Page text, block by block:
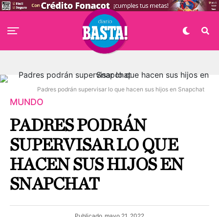
Padres podrán supervisar lo que hacen sus hijos en Snapchat
MUNDO
PADRES PODRÁN
SUPERVISAR LO QUE
HACEN SUS HIJOS EN
SNAPCHAT